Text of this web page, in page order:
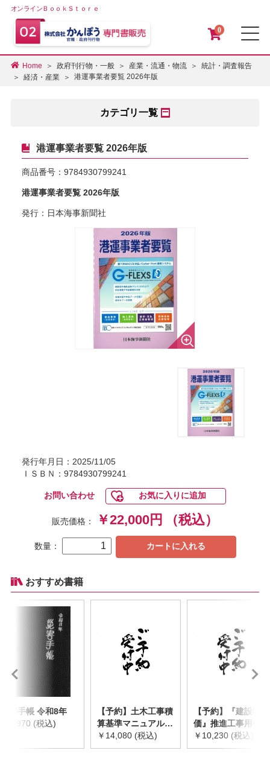
オンラインＢｏｏｋＳｔｏｒｅ
0
Home 政府刊行物・一般 産業・流通・物流
統計・調査報告
経済・産業
港運事業者要覧 2026年版
カテゴリ一覧
港運事業者要覧 2026年版
商品番号： 9784930799241
港運事業者要覧 2026年版
発行：日本海事新聞社
発行年月日：2025/11/05
ＩＳＢＮ：9784930799241
お問い合わせ お気に入りに追加
販売価格： ￥22,000円 （税込）
数量： カートに入れる
おすすめ書籍
災害手帳 令和8年
￥2,970 (税込)
【予約】土木工事積
算基準マニュアル
令和8年度版
※2026年8月下旬発
￥14,080 (税込)
【予約】『建設物
価』推進工事用機械
器具等基礎価格表
2026年度版
￥10,230 (税込)